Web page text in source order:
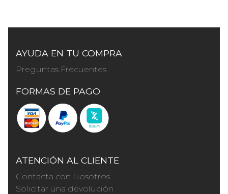
AYUDA EN TU COMPRA
Preguntas Frecuentes
FORMAS DE PAGO
ATENCIÓN AL CLIENTE
Contacta con Nosotros
Solicitar una devolución